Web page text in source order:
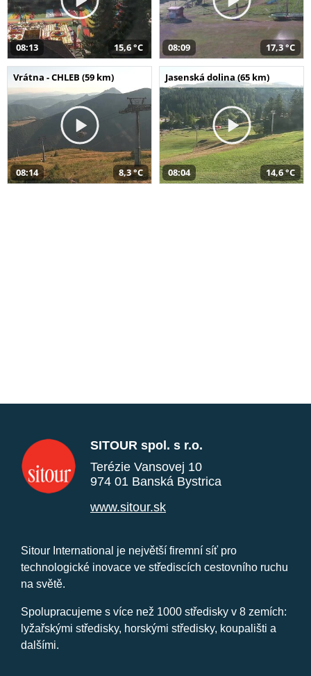
08:13 15,6 °C 08:09 17,3 °C
Vrátna - CHLEB (59 km)
08:14 8,3 °C
Jasenská dolina (65 km)
08:04 14,6 °C
SITOUR spol. s r.o.
Terézie Vansovej 10
974 01 Banská Bystrica
www.sitour.sk
Sitour International je největší firemní síť pro
technologické inovace ve střediscích cestovního ruchu
na světě.
Spolupracujeme s více než 1000 středisky v 8 zemích:
lyžařskými středisky, horskými středisky, koupališti a
dalšími.